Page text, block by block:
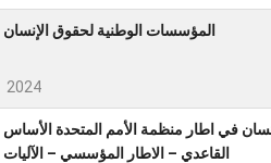
المؤسسات الوطنية لحقوق الإنسان
2024
في اطار منظمة الأمم المتحدة الأساس
القاعدي – الاطار المؤسسي – الآليات